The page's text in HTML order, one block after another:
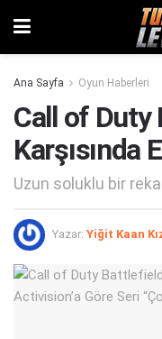
Ana Sayfa Oyun Haberleri
Call of
Karşısında
Uzun soluklu bir
Yazar: Yiğit Kaan